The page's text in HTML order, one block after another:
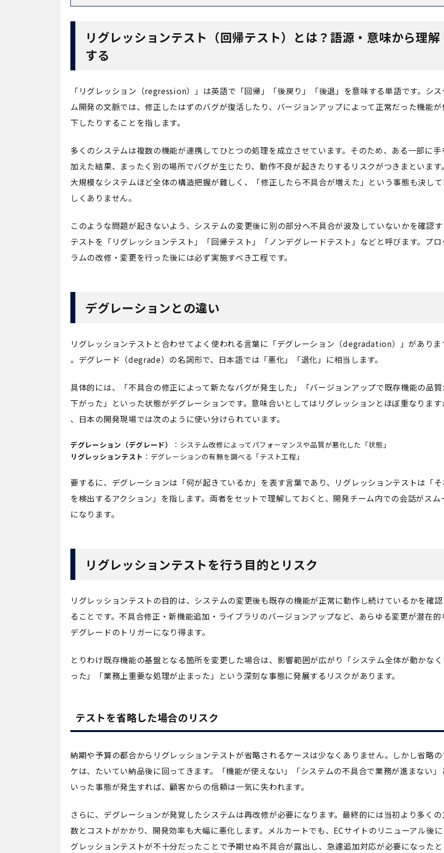
リグレッションテスト（回帰テスト）とは？語源・意味から理解
する
「リグレッション（regression）」は英語で「回帰」「後戻り」「後退」を意味する単語です。シス
ム開発の文脈では、修正したはずのバグが復活したり、バージョンアップによって正常だった機能が
下したりすることを指します。
多くのシステムは複数の機能が連携してひとつの処理を成立させています。そのため、ある一部に手
加えた結果、まったく別の場所でバグが生じたり、動作不良が起きたりするリスクがつきまといます。
大規模なシステムほど全体の構造把握が難しく、「修正したら不具合が増えた」という事態も決し
しくありません。
このような問題が起きないよう、システムの変更後に別の部分へ不具合が波及していないかを確認す
テストを「リグレッションテスト」「回帰テスト」「ノンデグレードテスト」などと呼びます。プロ
ラムの改修・変更を行った後には必ず実施すべき工程です。
デグレーションとの違い
リグレッションテストと合わせてよく使われる言葉に「デグレーション（degradation）」がありま
。デグレード（degrade）の名詞形で、日本語では「悪化」「退化」に相当します。
具体的には、「不具合の修正によって新たなバグが発生した」「バージョンアップで既存機能の品質
下がった」といった状態がデグレーションです。意味合いとしてはリグレッションとほぼ重なります
、日本の開発現場では次のように使い分けられています。
デグレーション（デグレード）
：システム改修によってパフォーマンスや品質が悪化した「状態」
リグレッションテスト ：デグレーションの有無を調べる「テスト工程」
要するに、デグレーションは「何が起きているか」を表す言葉であり、リグレッションテストは「
を検出するアクション」を指します。両者をセットで理解しておくと、開発チーム内での会話がスム
になります。
リグレッションテストを行う目的とリスク
リグレッションテストの目的は、システムの変更後も既存の機能が正常に動作し続けているかを確
ることです。不具合修正・新機能追加・ライブラリのバージョンアップなど、あらゆる変更が潜在的
デグレードのトリガーになり得ます。
とりわけ既存機能の基盤となる箇所を変更した場合は、影響範囲が広がり「システム全体が動かな
った」「業務上重要な処理が止まった」という深刻な事態に発展するリスクがあります。
テストを省略した場合のリスク
納期や予算の都合からリグレッションテストが省略されるケースは少なくありません。しかし省略の
ケは、たいてい納品後に回ってきます。「機能が使えない」「システムの不具合で業務が進まない」
いった事態が発生すれば、顧客からの信頼は一気に失われます。
さらに、デグレーションが発覚したシステムは再改修が必要になります。最終的には当初より多くの
数とコストがかかり、開発効率も大幅に悪化します。メルカートでも、ECサイトのリニューアル後に
グレッションテストが不十分だったことで予期せぬ不具合が露出し、急遽追加対応が必要になった